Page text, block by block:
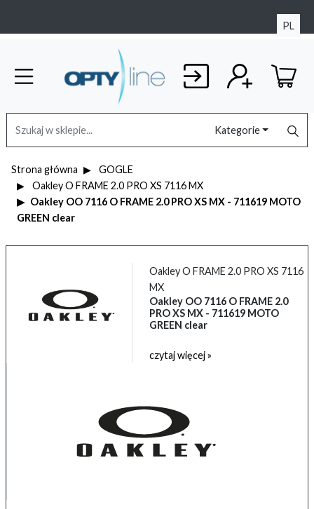
PL
Kategorie
Strona główna
GOGLE
Oakley O FRAME 2.0 PRO XS 7116 MX
Oakley OO 7116 O FRAME 2.0 PRO XS MX - 711619 MOTO
GREEN clear
Oakley O FRAME 2.0 PRO XS 7116
MX
Oakley OO 7116 O FRAME 2.0
PRO XS MX - 711619 MOTO
GREEN clear
czytaj więcej »